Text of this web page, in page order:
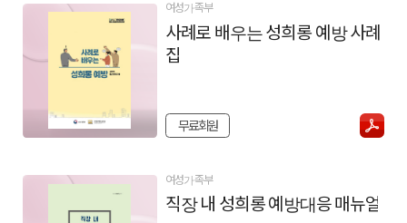
여성가족부
사례로 배우는 성희롱 예방 사례
집
무료회원
여성가족부
직장 내 성희롱 예방대응 매뉴얼